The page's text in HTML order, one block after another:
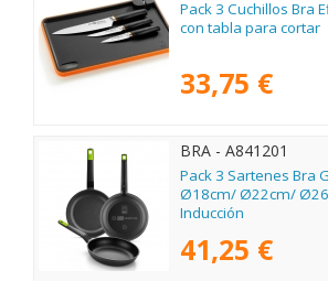
Pack 3 Cuchillos Bra
con tabla para cortar
33,75 €
BRA - A841201
Pack 3 Sartenes Bra
Ø18cm/ Ø22cm/
Inducción
41,25 €